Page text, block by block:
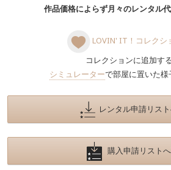
作品価格によらず月々のレンタル代
LOVIN' IT！コレクシ
コレクションに追加する
シミュレーターで部屋に置いた様
レンタル申請リス
購入申請リスト